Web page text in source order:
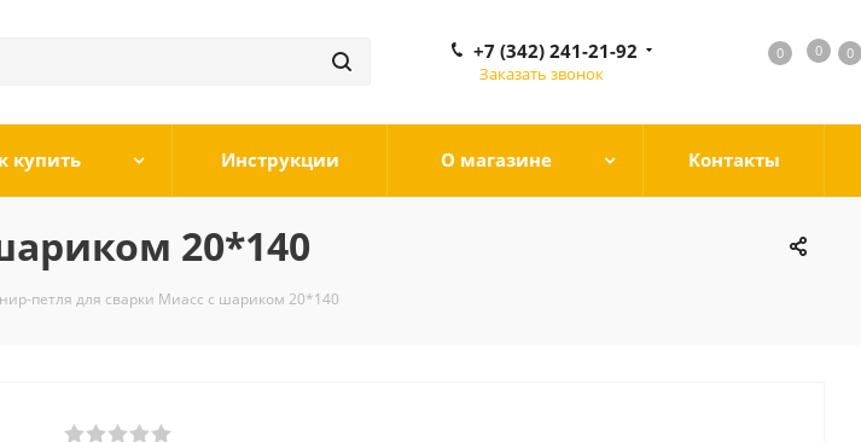
0 0 0
0
+7 (342) 241-21-92
Заказать звонок
купить Инструкции О магазине Контакты
20*140
петля для сварки Миасс с шариком 20*140